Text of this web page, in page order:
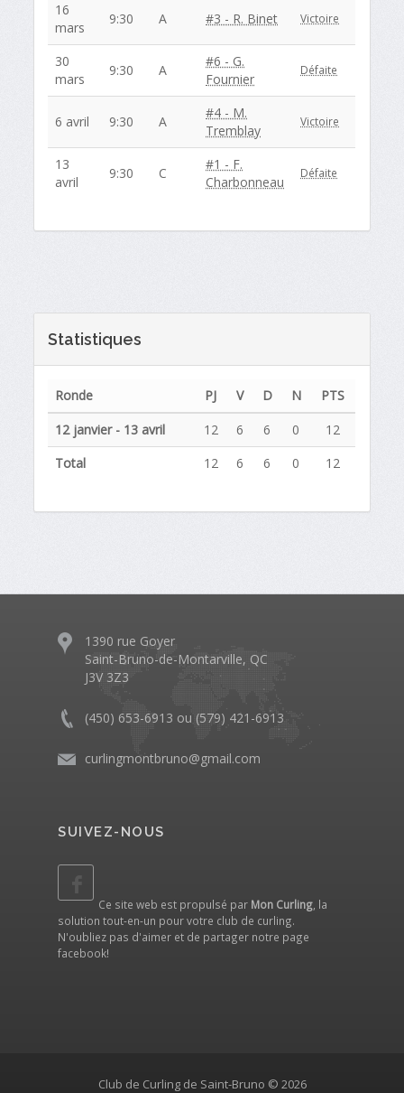
16
mars
9:30 A #3 - R. Binet Victoire
30
mars
9:30 A
#6 - G.
Fournier
Défaite
6 avril 9:30 A
#4 - M.
Tremblay
Victoire
13
avril
9:30 C
#1 - F.
Charbonneau
Défaite
Statistiques
Ronde PJ V D N
PTS
12 janvier - 13 avril
12 6 6 0
12
Total
12 6 6 0 12
1390 rue Goyer
Saint-Bruno-de-Montarville, QC
J3V 3Z3
(450) 653-6913 ou (579) 421-6913
curlingmontbruno@gmail.com
SUIVEZ-NOUS
Ce site web est propulsé par Mon Curling, la
solution tout-en-un pour votre club de curling.
N'oubliez pas d'aimer et de partager notre page
facebook!
Club de Curling de Saint-Bruno © 2026